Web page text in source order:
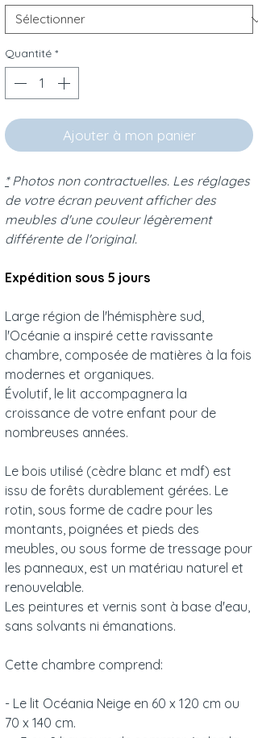
Quantité *
Ajouter à mon panier
*Photos non contractuelles. Les réglages
de votre écran peuvent afficher des
meubles d'une couleur légèrement
différente de l'original.
Expédition sous 5 jours
Large région de l'hémisphère sud,
l'Océanie a inspiré cette ravissante
chambre, composée de matières à la fois
modernes et organiques.
Évolutif, le lit accompagnera la
croissance de votre enfant pour de
nombreuses années.
Le bois utilisé (cèdre blanc et mdf) est
issu de forêts durablement gérées. Le
rotin, sous forme de cadre pour les
montants, poignées et pieds des
meubles, ou sous forme de tressage pour
les panneaux, est un matériau naturel et
renouvelable.
Les peintures et vernis sont à base d'eau,
sans solvants ni émanations.
Cette chambre comprend:
- Le lit Océania Neige en 60 x 120 cm ou
70 x 140 cm.